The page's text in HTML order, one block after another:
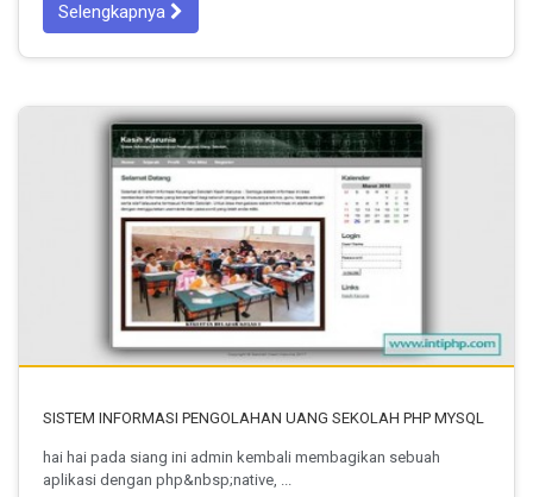
Selengkapnya
SISTEM INFORMASI PENGOLAHAN UANG SEKOLAH PHP MYSQL
hai hai pada siang ini admin kembali membagikan sebuah
aplikasi dengan php&nbsp;native, ...